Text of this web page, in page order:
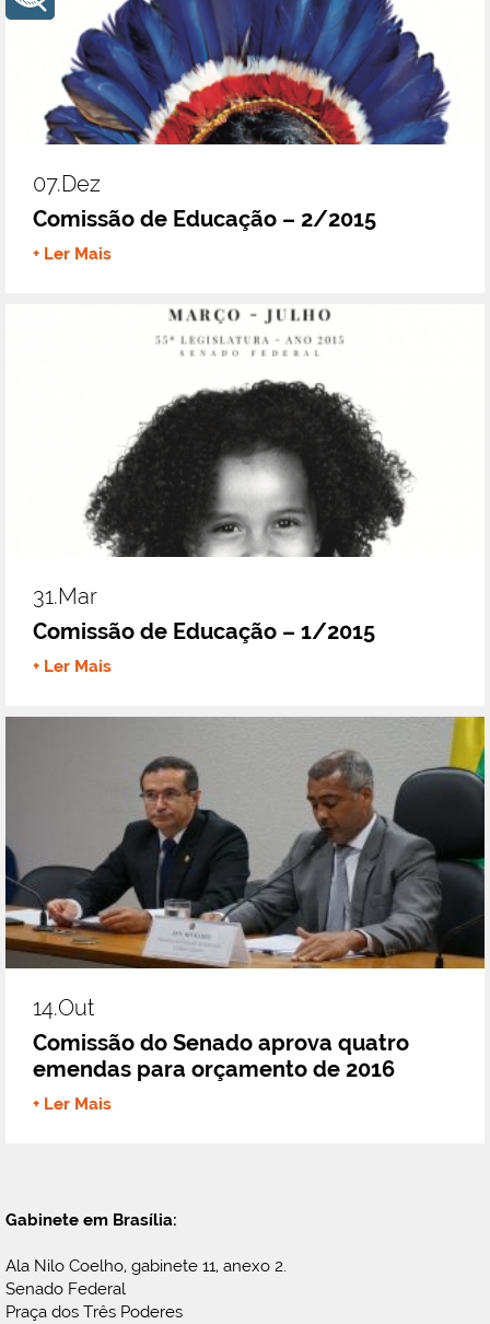
07.dez
Comissão de Educação – 2/2015
+ Ler Mais
31.mar
Comissão de Educação – 1/2015
+ Ler Mais
14.out
Comissão do Senado aprova quatro
emendas para orçamento de 2016
+ Ler Mais
Gabinete em Brasília:
Ala Nilo Coelho, gabinete 11, anexo 2.
Senado Federal
Praça dos Três Poderes